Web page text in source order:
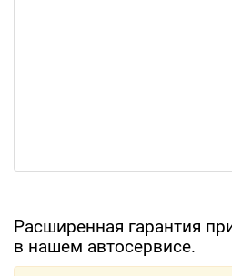
Расширенная гарантия
в нашем автосервисе.